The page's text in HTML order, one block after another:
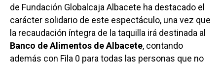
de Fundación Globalcaja Albacete ha destacado el
carácter solidario de este espectáculo, una vez que
la recaudación íntegra de la taquilla irá destinada al
Banco de Alimentos de Albacete, contando
además con Fila 0 para todas las personas que no